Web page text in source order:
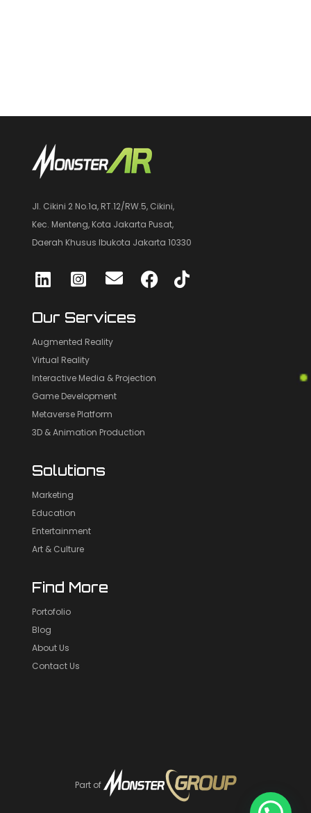
Jl. Cikini 2 No.1a, RT.12/RW.5, Cikini,
Kec. Menteng, Kota Jakarta Pusat,
Daerah Khusus Ibukota Jakarta 10330
Our Services
Augmented Reality
Virtual Reality
Interactive Media & Projection
Game Development
Metaverse Platform
3D & Animation Production
Solutions
Marketing
Education
Entertainment
Art & Culture
Find More
Portofolio
Blog
About Us
Contact Us
Part of